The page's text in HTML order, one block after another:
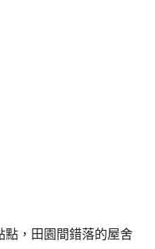
點，田園間錯落的屋舍